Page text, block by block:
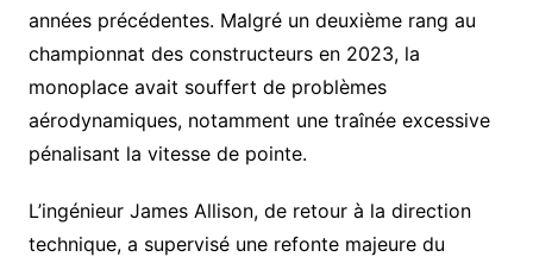
années précédentes. Malgré un deuxième rang au
championnat des constructeurs en 2023, la
monoplace avait souffert de problèmes
aérodynamiques, notamment une traînée excessive
pénalisant la vitesse de pointe.
L’ingénieur James Allison, de retour à la direction
technique, a supervisé une refonte majeure du